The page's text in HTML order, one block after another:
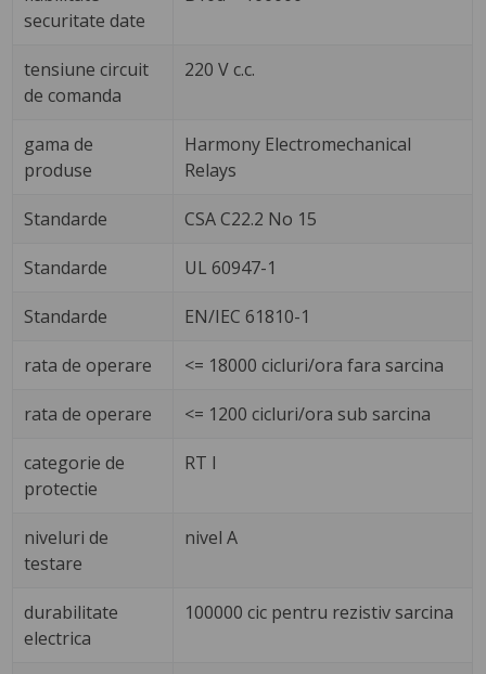
securitate date
tensiune circuit
de comanda
220 V c.c.
gama de
produse
Harmony Electromechanical
Relays
Standarde CSA C22.2 No 15
Standarde UL 60947-1
Standarde EN/IEC 61810-1
rata de operare <= 18000 cicluri/ora fara sarcina
rata de operare <= 1200 cicluri/ora sub sarcina
categorie de
protectie
RT I
niveluri de
testare
nivel A
durabilitate
electrica
100000 cic pentru rezistiv sarcina